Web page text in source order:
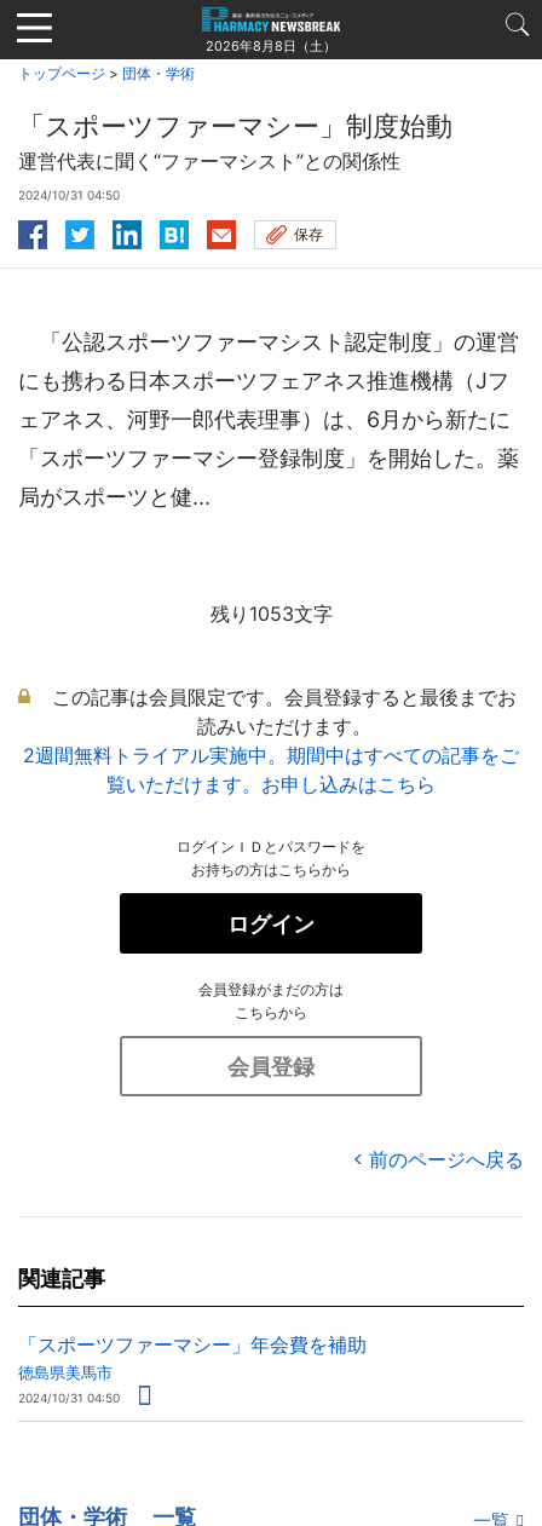
Jump
to
navigation
2026年8月8日（土）
トップページ > 団体・学術
「スポーツファーマシー」制度始動
運営代表に聞く“ファーマシスト”との関係性
2024/10/31 04:50
保存
「公認スポーツファーマシスト認定制度」の運営
にも携わる日本スポーツフェアネス推進機構（Jフ
ェアネス、河野一郎代表理事）は、6月から新たに
「スポーツファーマシー登録制度」を開始した。薬
局がスポーツと健...
残り1053文字
この記事は会員限定です。会員登録すると最後までお
読みいただけます。
2週間無料トライアル実施中。期間中はすべての記事をご
覧いただけます。お申し込みはこちら
ログインＩＤとパスワードを
お持ちの方はこちらから
ログイン
会員登録がまだの方は
こちらから
会員登録
前のページへ戻る
関連記事
「スポーツファーマシー」年会費を補助
徳島県美馬市
2024/10/31 04:50
団体・学術 一覧 一覧